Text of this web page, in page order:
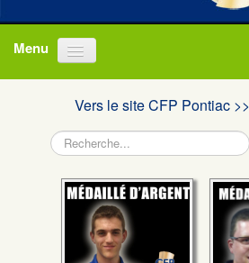
Programmes
Actualités
Nous joindre
Vers le site CFP Pontiac >>
Rechercher